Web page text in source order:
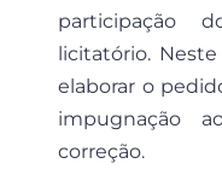
participação
licitatório.
elaborar o
impugnação
correção.